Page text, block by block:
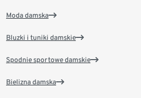
Moda damska
Bluzki i tuniki damskie
Spodnie sportowe damskie
Bielizna damska